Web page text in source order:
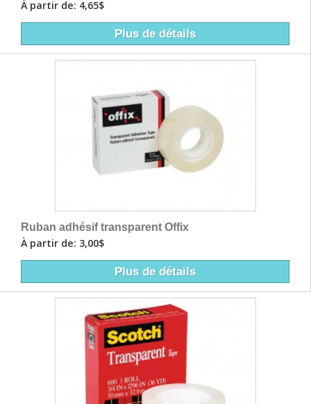
À partir de: 4,65$
Plus de détails
Ruban adhésif transparent Offix
À partir de: 3,00$
Plus de détails